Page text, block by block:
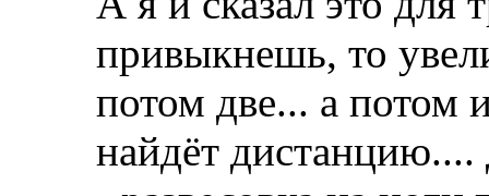
привыкнешь, то
потом две... а потом
найдёт дистанцию....